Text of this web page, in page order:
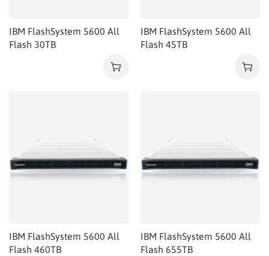
IBM FlashSystem 5600 All
Flash 30TB
IBM FlashSystem 5600 All
Flash 45TB
IBM FlashSystem 5600 All
Flash 460TB
IBM FlashSystem 5600 All
Flash 655TB